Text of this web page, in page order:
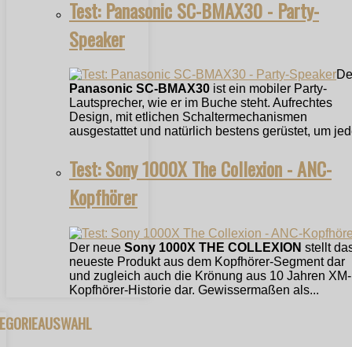
Test: Panasonic SC-BMAX30 - Party-
Speaker
Panasonic SC-BMAX30 ist ein mobiler Party-
Lautsprecher, wie er im Buche steht. Aufrechtes
Design, mit etlichen Schaltermechanismen
ausgestattet und natürlich bestens gerüstet, um
Test: Sony 1000X The Collexion - ANC-
Kopfhörer
Der neue Sony 1000X THE COLLEXION stellt
neueste Produkt aus dem Kopfhörer-Segment dar
und zugleich auch die Krönung aus 10 Jahren XM-
Kopfhörer-Historie dar. Gewissermaßen als...